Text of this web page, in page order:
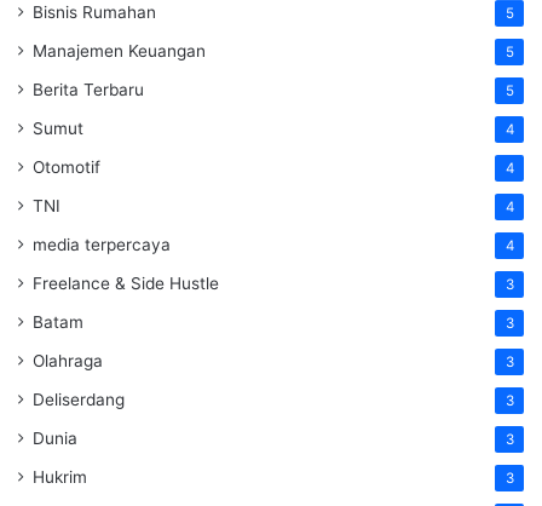
Bisnis Rumahan 5
Manajemen Keuangan 5
Berita Terbaru 5
Sumut 4
Otomotif 4
TNI 4
media terpercaya 4
Freelance & Side Hustle 3
Batam 3
Olahraga 3
Deliserdang 3
Dunia 3
Hukrim 3